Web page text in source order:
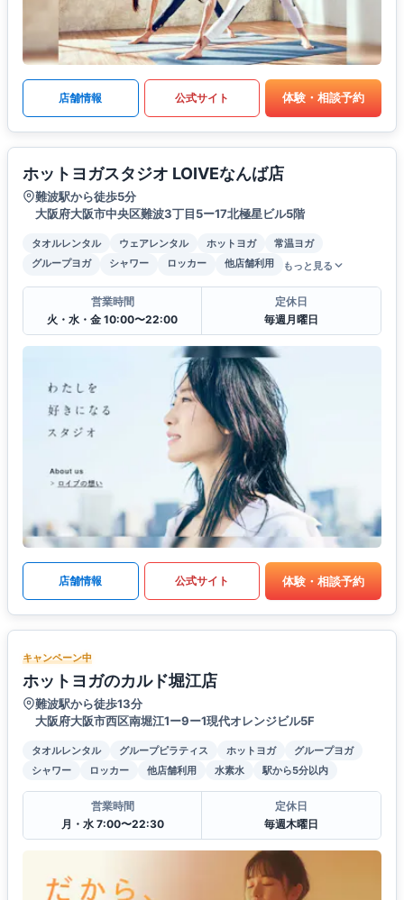
店舗情報 公式サイト 体験・相談予約
ホットヨガスタジオ LOIVEなんば店
難波駅から徒歩5分
大阪府大阪市中央区難波3丁目5ー17北極星ビル5階
タオルレンタル ウェアレンタル ホットヨガ
常温ヨガ
グループヨガ
シャワー ロッカー 他店舗利用 もっと見る
営業時間
火・水・金 10:00〜22:00
定休日
毎週月曜日
店舗情報 公式サイト 体験・相談予約
キャンペーン中
ホットヨガのカルド堀江店
難波駅から徒歩13分
大阪府大阪市西区南堀江1ー9ー1現代オレンジビル5F
タオルレンタル グループピラティス ホットヨガ
グループヨガ
シャワー
ロッカー 他店舗利用 水素水 駅から5分以内
営業時間
月・水 7:00〜22:30
定休日
毎週木曜日